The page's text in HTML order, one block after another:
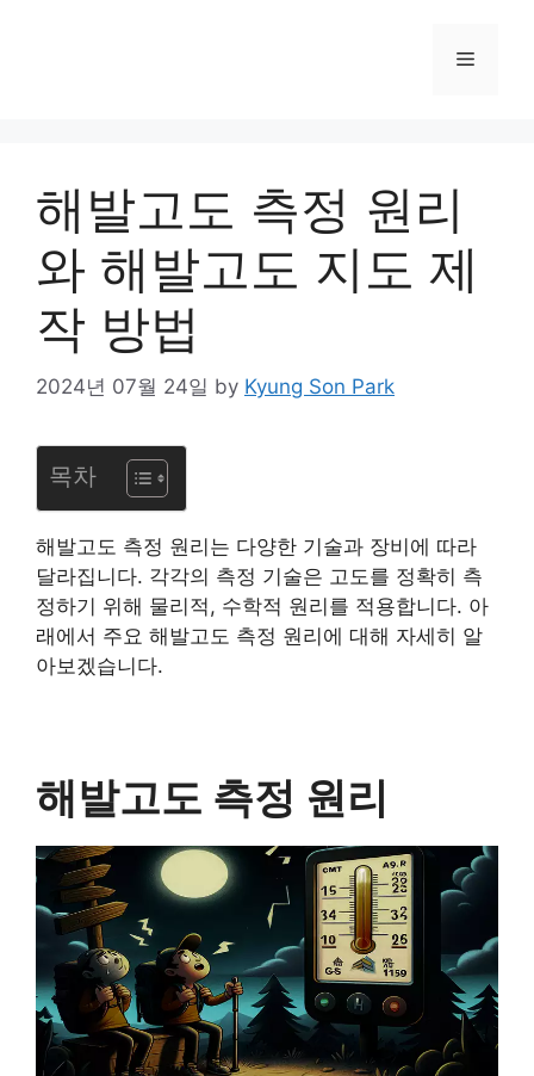
메
해발고도 측정 원리
와 해발고도 지도 제
작 방법
2024년 07월 24일 by Kyung Son Park
목차
해발고도 측정 원리는 다양한 기술과 장비에 따라
달라집니다. 각각의 측정 기술은 고도를 정확히 측
정하기 위해 물리적, 수학적 원리를 적용합니다. 아
래에서 주요 해발고도 측정 원리에 대해 자세히 알
아보겠습니다.
해발고도 측정 원리